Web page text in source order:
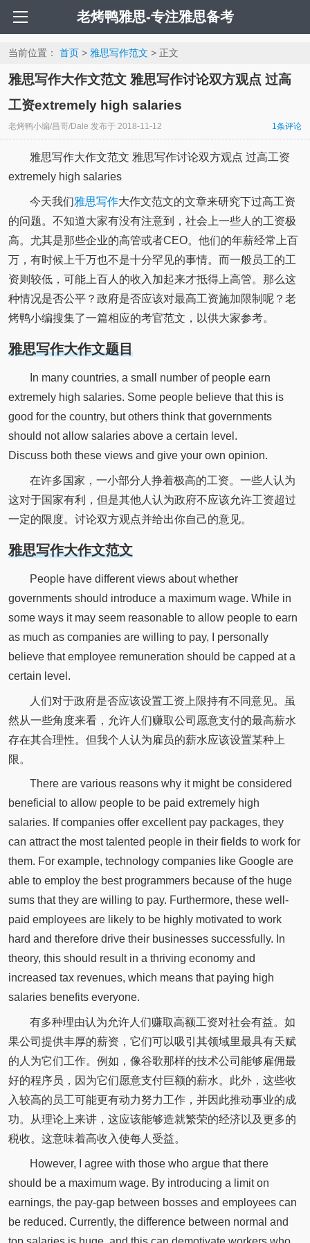
老烤鸭雅思-专注雅思备考
当前位置： 首页> 雅思写作范文 > 正文
雅思写作大作文范文 雅思写作讨论双方观点 过高
工资extremely high salaries
老烤鸭小编/昌哥/Dale 发布于 2018-11-12 1条评论
雅思写作大作文范文 雅思写作讨论双方观点 过高工资
extremely high salaries
今天我们雅思写作大作文范文的文章来研究下过高工资
的问题。不知道大家有没有注意到，社会上一些人的工资极
高。尤其是那些企业的高管或者CEO。他们的年薪经常上百
万，有时候上千万也不是十分罕见的事情。而一般员工的工
资则较低，可能上百人的收入加起来才抵得上高管。那么这
种情况是否公平？政府是否应该对最高工资施加限制呢？老
烤鸭小编搜集了一篇相应的考官范文，以供大家参考。
雅思写作大作文题目
In many countries, a small number of people earn
extremely high salaries. Some people believe that this is
good for the country, but others think that governments
should not allow salaries above a certain level.
Discuss both these views and give your own opinion.
在许多国家，一小部分人挣着极高的工资。一些人认为
这对于国家有利，但是其他人认为政府不应该允许工资超过
一定的限度。讨论双方观点并给出你自己的意见。
雅思写作大作文范文
People have different views about whether
governments should introduce a maximum wage. While in
some ways it may seem reasonable to allow people to earn
as much as companies are willing to pay, I personally
believe that employee remuneration should be capped at a
certain level.
人们对于政府是否应该设置工资上限持有不同意见。虽
然从一些角度来看，允许人们赚取公司愿意支付的最高薪水
存在其合理性。但我个人认为雇员的薪水应该设置某种上
限。
There are various reasons why it might be considered
beneficial to allow people to be paid extremely high
salaries. If companies offer excellent pay packages, they
can attract the most talented people in their fields to work for
them. For example, technology companies like Google are
able to employ the best programmers because of the huge
sums that they are willing to pay. Furthermore, these well-
paid employees are likely to be highly motivated to work
hard and therefore drive their businesses successfully. In
theory, this should result in a thriving economy and
increased tax revenues, which means that paying high
salaries benefits everyone.
有多种理由认为允许人们赚取高额工资对社会有益。如
果公司提供丰厚的薪资，它们可以吸引其领域里最具有天赋
的人为它们工作。例如，像谷歌那样的技术公司能够雇佣最
好的程序员，因为它们愿意支付巨额的薪水。此外，这些收
入较高的员工可能更有动力努力工作，并因此推动事业的成
功。从理论上来讲，这应该能够造就繁荣的经济以及更多的
税收。这意味着高收入使每人受益。
However, I agree with those who argue that there
should be a maximum wage. By introducing a limit on
earnings, the pay-gap between bosses and employees can
be reduced. Currently, the difference between normal and